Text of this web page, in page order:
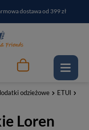
dostawa od 399 zł
i odbierz RABAT
odzieżowe ETUI
Loren